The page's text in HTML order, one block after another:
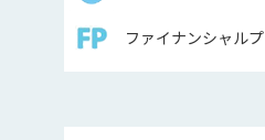
ファイナンシャル